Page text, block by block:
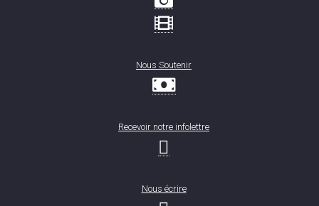
Nous Soutenir
Recevoir notre infolettre
Nous écrire